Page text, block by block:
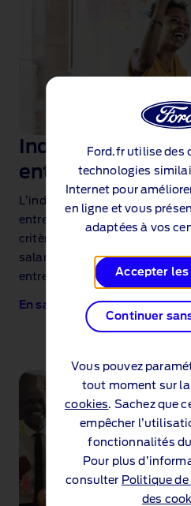
Ford.fr utilise des
technologies
Internet pour
en ligne et vous
adaptées à vos
Accepter les
Continuer
Vous pouvez
tout moment sur la
cookies. Sachez que
empêcher
fonctionnalités
Pour plus
consulter Politique
des
Index égalité
entre femmes et
L’index égalité femmes ‑
entreprises un score sur 100
critères. Cet index vise à
salariale entre les femmes et
entreprises.
En savoir plus (1.1MB)